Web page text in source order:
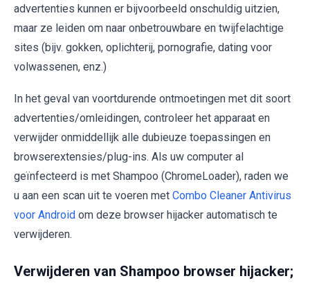
advertenties kunnen er bijvoorbeeld onschuldig uitzien,
maar ze leiden om naar onbetrouwbare en twijfelachtige
sites (bijv. gokken, oplichterij, pornografie, dating voor
volwassenen, enz.)
In het geval van voortdurende ontmoetingen met dit soort
advertenties/omleidingen, controleer het apparaat en
verwijder onmiddellijk alle dubieuze toepassingen en
browserextensies/plug-ins. Als uw computer al
geïnfecteerd is met Shampoo (ChromeLoader), raden we
u aan een scan uit te voeren met Combo Cleaner Antivirus
voor Android om deze browser hijacker automatisch te
verwijderen.
Verwijderen van Shampoo browser hijacker;